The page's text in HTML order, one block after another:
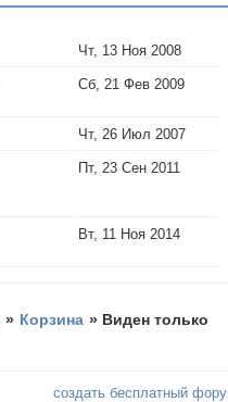
  padding: 0.1em;
border-style:
#pnav:hover {
background:
khtml-border-
Чт, 13 Ноя 2008
Сб, 21 Фев 2009
Чт, 26 Июл 2007
Пт, 23 Сен 2011
Вт, 11 Ноя 2014
» Корзина » Виден только
создать бесплатный